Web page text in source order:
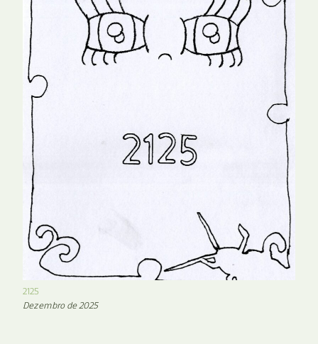
2125
Dezembro de 2025